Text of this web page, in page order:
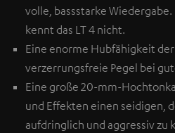
volle, bassstarke
kennt das LT 4 nicht.
Eine enorme Hubfähigkeit
verzerrungsfreie Pegel bei
Eine große 20-mm-
und Effekten einen seidigen,
aufdringlich und aggressiv zu